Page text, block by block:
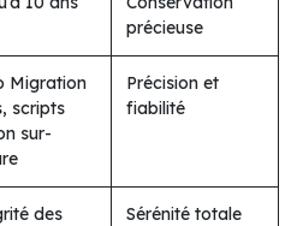
précieuse
Migration
scripts
sur-
Précision et
fiabilité
des
Sérénité totale